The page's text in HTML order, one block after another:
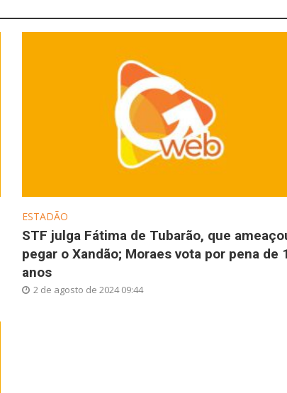
ESTADÃO
STF julga Fátima de Tubarão, que
pegar o Xandão; Moraes vota por pena de
anos
2 de agosto de 2024 09:44